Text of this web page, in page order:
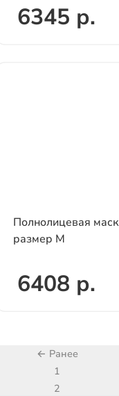
6345 р.
Полнолицевая
размер M
6408 р.
← Ранее
1
2